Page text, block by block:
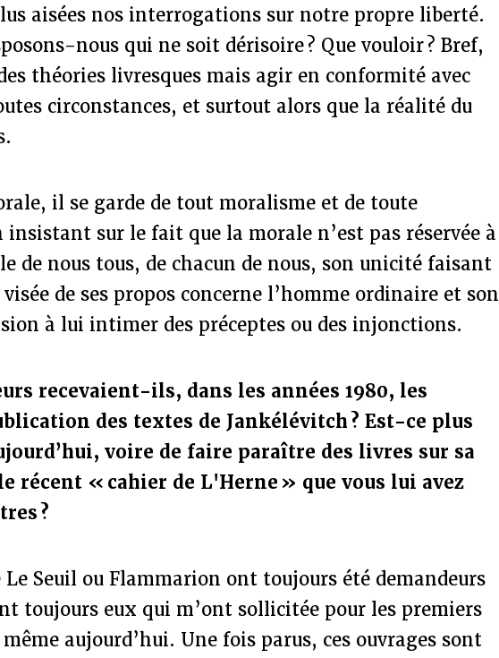
aisées nos interrogations sur notre propre liberté.
nous qui ne soit dérisoire ? Que vouloir ? Bref,
théories livresques mais agir en conformité avec
circonstances, et surtout alors que la réalité du
il se garde de tout moralisme et de toute
sur le fait que la morale n’est pas réservée à
de nous tous, de chacun de nous, son unicité faisant
de ses propos concerne l’homme ordinaire et son
à lui intimer des préceptes ou des injonctions.
recevaient-ils, dans les années 1980, les
des textes de Jankélévitch ? Est-ce plus
voire de faire paraître des livres sur sa
récent « cahier de L'Herne » que vous lui avez
?
Le Seuil ou Flammarion ont toujours été demandeurs
toujours eux qui m’ont sollicitée pour les premiers
aujourd’hui. Une fois parus, ces ouvrages sont